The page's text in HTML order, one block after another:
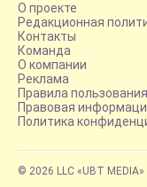
О проекте
Редакционная
Контакты
Команда
О компании
Реклама
Правила пользования
Правовая
Политика
© 2026 LLC «UBT MEDIA»